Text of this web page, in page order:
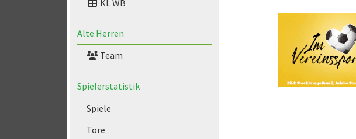
KL WB
Alte Herren
Team
Spielerstatistik
Spiele
Tore